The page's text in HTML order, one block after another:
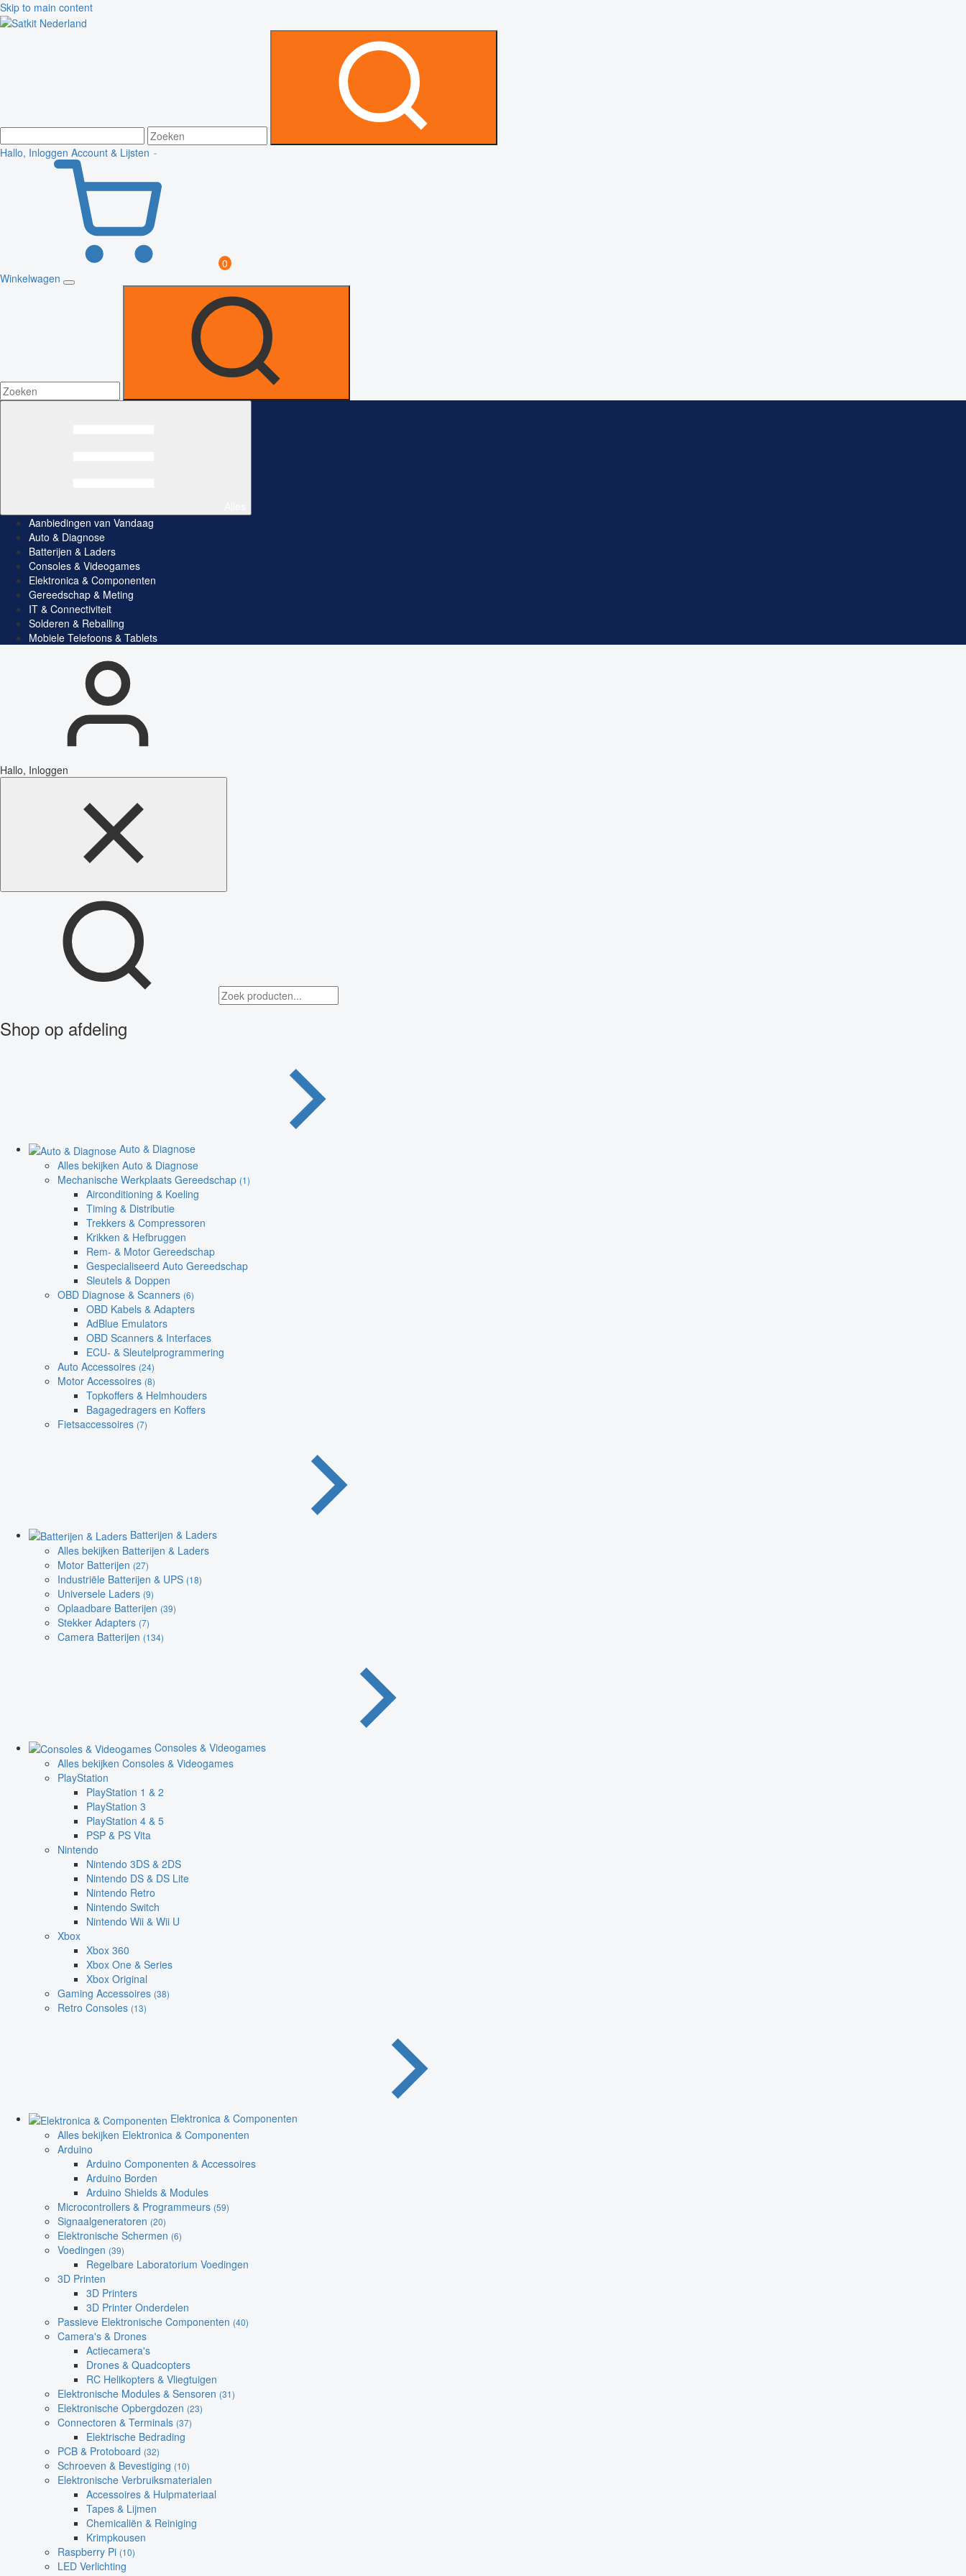
Skip to main content
Hallo, Inloggen Account & Lijsten
0
Winkelwagen
Aanbiedingen van Vandaag
Auto & Diagnose
Batterijen & Laders
Consoles & Videogames
Elektronica & Componenten
Gereedschap & Meting
IT & Connectiviteit
Solderen & Reballing
Mobiele Telefoons & Tablets
Hallo, Inloggen
Shop op afdeling
Auto & Diagnose
Alles bekijken Auto & Diagnose
Mechanische Werkplaats Gereedschap (1)
Airconditioning & Koeling
Timing & Distributie
Trekkers & Compressoren
Krikken & Hefbruggen
Rem- & Motor Gereedschap
Gespecialiseerd Auto Gereedschap
Sleutels & Doppen
OBD Diagnose & Scanners (6)
OBD Kabels & Adapters
AdBlue Emulators
OBD Scanners & Interfaces
ECU- & Sleutelprogrammering
Auto Accessoires (24)
Motor Accessoires (8)
Topkoffers & Helmhouders
Bagagedragers en Koffers
Fietsaccessoires (7)
Batterijen & Laders
Alles bekijken Batterijen & Laders
Motor Batterijen (27)
Industriële Batterijen & UPS (18)
Universele Laders (9)
Oplaadbare Batterijen (39)
Stekker Adapters (7)
Camera Batterijen (134)
Consoles & Videogames
Alles bekijken Consoles & Videogames
PlayStation
PlayStation 1 & 2
PlayStation 3
PlayStation 4 & 5
PSP & PS Vita
Nintendo
Nintendo 3DS & 2DS
Nintendo DS & DS Lite
Nintendo Retro
Nintendo Switch
Nintendo Wii & Wii U
Xbox
Xbox 360
Xbox One & Series
Xbox Original
Gaming Accessoires (38)
Retro Consoles (13)
Elektronica & Componenten
Alles bekijken Elektronica & Componenten
Arduino
Arduino Componenten & Accessoires
Arduino Borden
Arduino Shields & Modules
Microcontrollers & Programmeurs (59)
Signaalgeneratoren (20)
Elektronische Schermen (6)
Voedingen (39)
Regelbare Laboratorium Voedingen
3D Printen
3D Printers
3D Printer Onderdelen
Passieve Elektronische Componenten (40)
Camera's & Drones
Actiecamera's
Drones & Quadcopters
RC Helikopters & Vliegtuigen
Elektronische Modules & Sensoren (31)
Elektronische Opbergdozen (23)
Connectoren & Terminals (37)
Elektrische Bedrading
PCB & Protoboard (32)
Schroeven & Bevestiging (10)
Elektronische Verbruiksmaterialen
Accessoires & Hulpmateriaal
Tapes & Lijmen
Chemicaliën & Reiniging
Krimpkousen
Raspberry Pi (10)
LED Verlichting